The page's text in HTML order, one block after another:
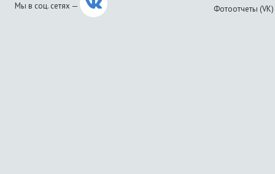
Мы в соц. сетях —
Фотоотчеты (VK)